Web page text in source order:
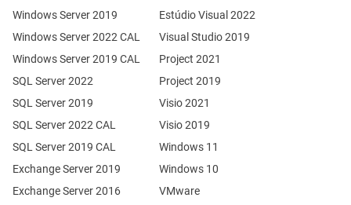
Windows Server 2019
Exchange Server 2019
Exchange Server 2016
SQL Server 2022
SQL Server 2019
Windows Server 2022 CAL
Windows Server 2019 CAL
SQL Server 2022 CAL
SQL Server 2019 CAL
Estúdio Visual 2022
Visual Studio 2019
Project 2021
Project 2019
Visio 2021
Visio 2019
Windows 11
Windows 10
VMware